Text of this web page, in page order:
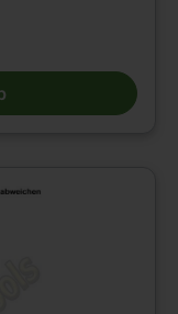
Formatieren,
Thermoplaste/HPL:
Mineralwerkstoffe: n